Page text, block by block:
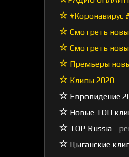
#Коронавирус
Смотреть
Смотреть
Премьеры
Клипы 2020
Евровидение
Новые ТОП
TOP Russia -
Цыганские